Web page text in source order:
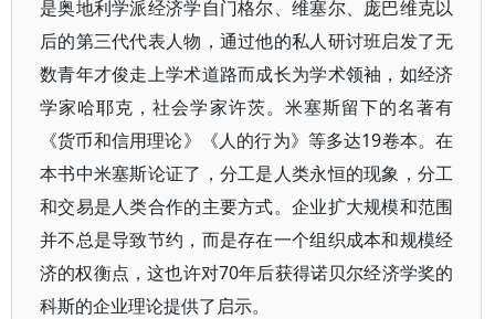
是奥地利学派经济学自门格尔、维塞尔、庞巴维克以
后的第三代代表人物，通过他的私人研讨班启发了无
数青年才俊走上学术道路而成长为学术领袖，如经济
学家哈耶克，社会学家许茨。米塞斯留下的名著有
《货币和信用理论》《人的行为》等多达19卷本。在
本书中米塞斯论证了，分工是人类永恒的现象，分工
和交易是人类合作的主要方式。企业扩大规模和范围
并不总是导致节约，而是存在一个组织成本和规模经
济的权衡点，这也许对70年后获得诺贝尔经济学奖的
科斯的企业理论提供了启示。